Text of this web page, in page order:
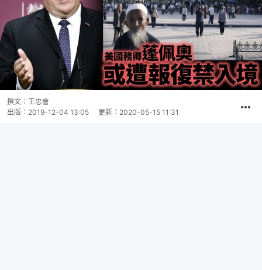
撰文： 王忠會
出版： 2019-12-04 13:05 更新： 2020-05-15 11:31